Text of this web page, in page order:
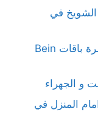
في
اشتراك بي ان سبورت المنطقة العاشرة باقات Bein
و الجهراء
المنزل في